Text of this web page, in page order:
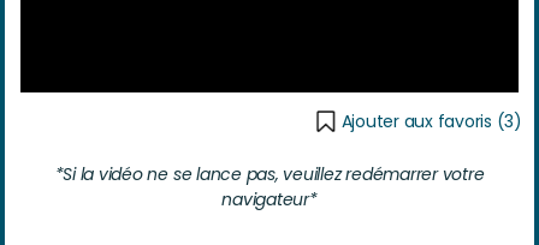
Ajouter aux favoris (3)
*Si la vidéo ne se lance pas, veuillez redémarrer votre
navigateur*